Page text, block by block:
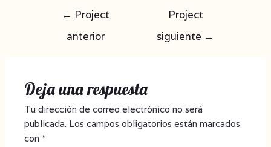
← Project
anterior
Project
siguiente →
Deja una respuesta
Tu dirección de correo electrónico no será
publicada. Los campos obligatorios están marcados
con *